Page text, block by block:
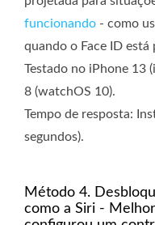
funcionando - como
quando o Face ID
Testado no iPhone 13
8 (watchOS 10).
Tempo de resposta:
segundos).
Método 4.
como a Siri -